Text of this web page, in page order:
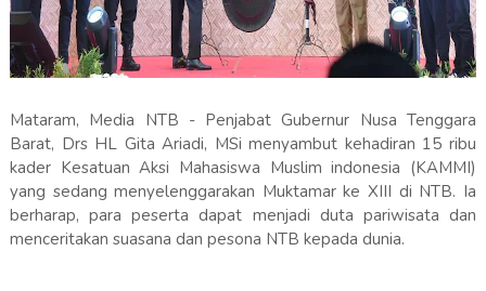
Mataram, Media NTB - Penjabat Gubernur Nusa Tenggara
Barat, Drs HL Gita Ariadi, MSi menyambut kehadiran 15 ribu
kader Kesatuan Aksi Mahasiswa Muslim indonesia (KAMMI)
yang sedang menyelenggarakan Muktamar ke XIII di NTB. Ia
berharap, para peserta dapat menjadi duta pariwisata dan
menceritakan suasana dan pesona NTB kepada dunia.